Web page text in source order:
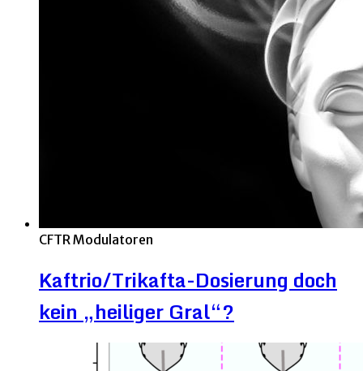
CFTR Modulatoren
Kaftrio/Trikafta-Dosierung doch
kein „heiliger Gral“?